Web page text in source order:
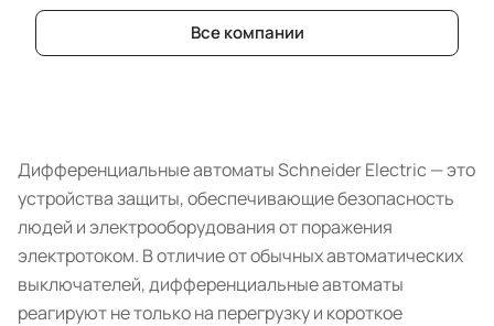
Все компании
Дифференциальные автоматы Schneider Electric — это
устройства защиты, обеспечивающие безопасность
людей и электрооборудования от поражения
электротоком. В отличие от обычных автоматических
выключателей, дифференциальные автоматы
реагируют не только на перегрузку и короткое